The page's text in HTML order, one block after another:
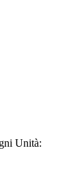
Unità: